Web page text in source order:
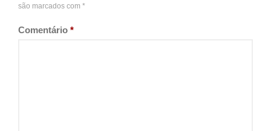
são marcados com *
Comentário *